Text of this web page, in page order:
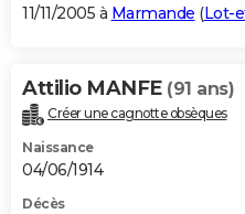
11/11/2005 à Marmande (Lot-
Attilio MANFE (91 ans)
Créer une cagnotte obsèques
Naissance
04/06/1914
Décès